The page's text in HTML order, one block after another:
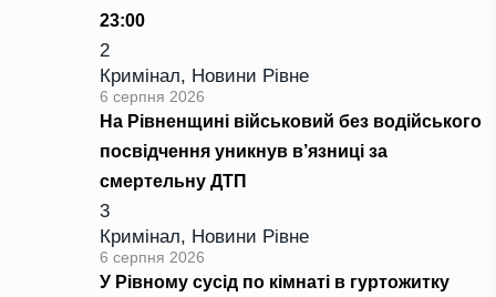
23:00
2
Кримінал, Новини Рівне
6 серпня 2026
На Рівненщині військовий без водійського
посвідчення уникнув в’язниці за
смертельну ДТП
3
Кримінал, Новини Рівне
6 серпня 2026
У Рівному сусід по кімнаті в гуртожитку